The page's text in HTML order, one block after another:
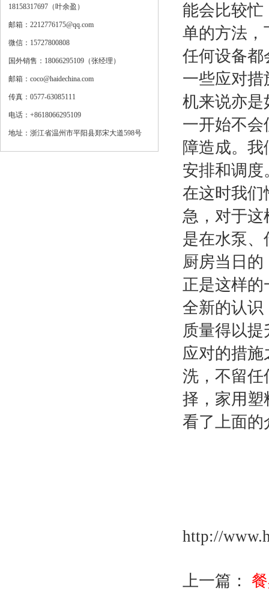
18158317697（叶余盈 ）
邮箱：2212776175@qq.com
微信：15727800808
国外销售：18066295109（张经理）
邮箱：coco@haidechina.com
传真：0577-63085111
电话：+8618066295109
地址：浙江省温州市平阳县郑宋大道598号
能会比较忙
单的方法，
任何设备都
一些应对
机来说亦是
一开始不
障造成。
安排和调
在这时我们
急，对于
是在水泵
厨房当日
正是这样
全新的认识
质量得以
应对的措
洗，不留任
择，家用塑
看了上面的
http://
上一篇：